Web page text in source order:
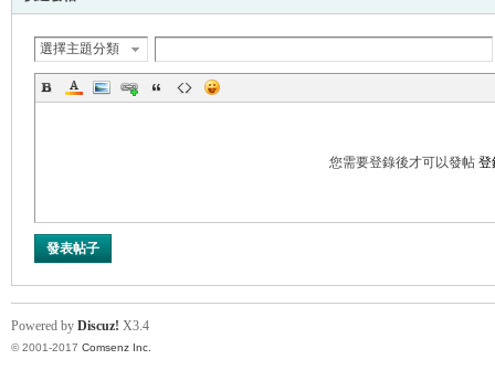
選擇主題分類
您需要登錄後才可以發帖 登
發表帖子
Powered by Discuz! X3.4
© 2001-2017 Comsenz Inc.